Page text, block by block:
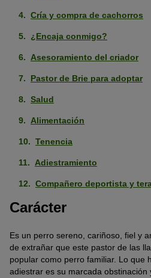
Cría y compra de cachorros
¿Encaja conmigo?
Asesoramiento del criador
Pastor de Brie para adoptar
Salud
Alimentación
Tenencia
Adiestramiento
Compañero deportista y
Carácter
Es un perro sereno, cariñoso, fiel y
de extrañar que este pastor de las
popular como perro familiar. Lo que
adiestrar es su marcada obstinación